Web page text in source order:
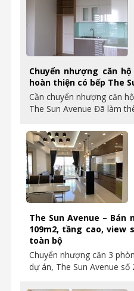
Chuyển nhượng căn
hoàn thiện có bếp The
Cần chuyển nhượng căn
The Sun Avenue Đã làm
The Sun Avenue – Bán
109m2, tầng cao, view
toàn bộ
Chuyển nhượng căn 3
dự án, The Sun Avenue